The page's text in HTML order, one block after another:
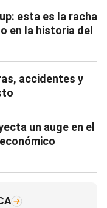
esta es la racha
en la historia del
accidentes y
un auge en el